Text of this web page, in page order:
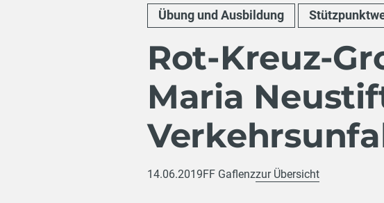
Übung und Ausbildung
Rot-Kreuz-
Maria
14.06.2019FF Gaflenzzur Übersicht